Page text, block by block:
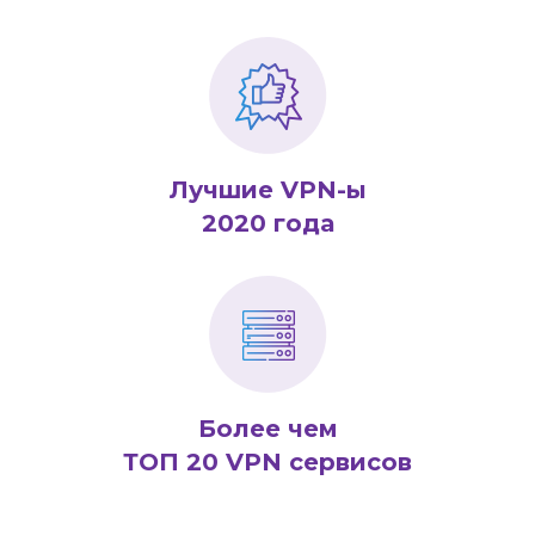
Лучшие VPN-ы
2020 года
Более чем
ТОП 20 VPN сервисов